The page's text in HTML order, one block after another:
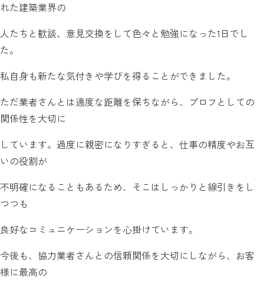
れた建築業界の
人たちと歓談、意見交換をして色々と勉強になった1日でし
た。
私自身も新たな気付きや学びを得ることができました。
ただ業者さんとは適度な距離を保ちながら、プロフとしての
関係性を大切に
しています。過度に親密になりすぎると、仕事の精度やお互
いの役割が
不明確になることもあるため、そこはしっかりと線引きをし
つつも
良好なコミュニケーションを心掛けています。
今後も、協力業者さんとの信頼関係を大切にしながら、お客
様に最高の